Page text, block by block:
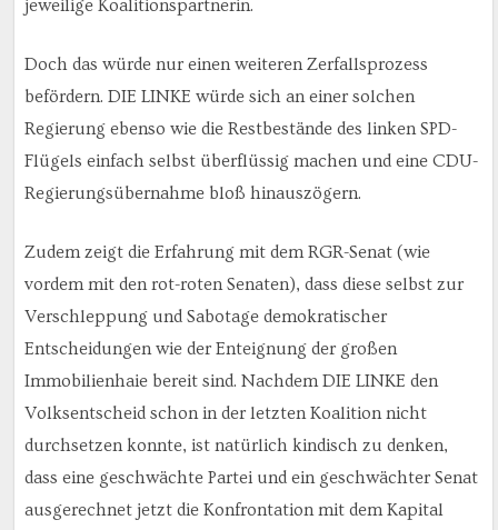
jeweilige Koalitionspartnerin.
Doch das würde nur einen weiteren Zerfallsprozess
befördern. DIE LINKE würde sich an einer solchen
Regierung ebenso wie die Restbestände des linken SPD-
Flügels einfach selbst überflüssig machen und eine CDU-
Regierungsübernahme bloß hinauszögern.
Zudem zeigt die Erfahrung mit dem RGR-Senat (wie
vordem mit den rot-roten Senaten), dass diese selbst zur
Verschleppung und Sabotage demokratischer
Entscheidungen wie der Enteignung der großen
Immobilienhaie bereit sind. Nachdem DIE LINKE den
Volksentscheid schon in der letzten Koalition nicht
durchsetzen konnte, ist natürlich kindisch zu denken,
dass eine geschwächte Partei und ein geschwächter Senat
ausgerechnet jetzt die Konfrontation mit dem Kapital